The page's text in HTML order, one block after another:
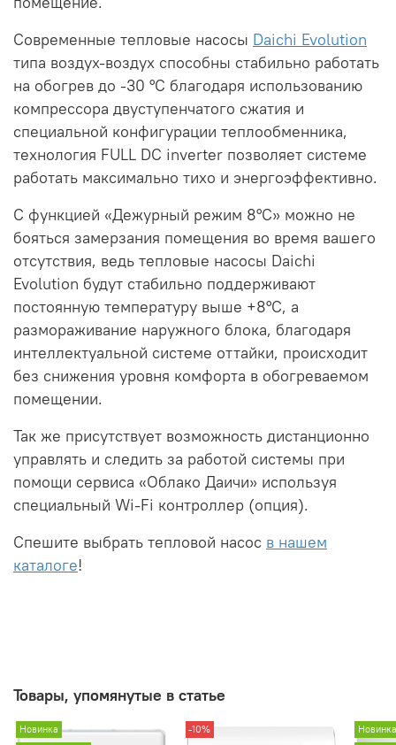
Современные тепловые насосы Daichi Evolution
типа воздух-воздух способны стабильно работать
на обогрев до -30 °С благодаря использованию
компрессора двуступенчатого сжатия и
специальной конфигурации теплообменника,
технология FULL DC inverter позволяет системе
работать максимально тихо и энергоэффективно.
С функцией «Дежурный режим 8°С» можно не
бояться замерзания помещения во время вашего
отсутствия, ведь тепловые насосы Daichi
Evolution будут стабильно поддерживают
постоянную температуру выше +8°С, а
размораживание наружного блока, благодаря
интеллектуальной системе оттайки, происходит
без снижения уровня комфорта в обогреваемом
помещении.
Так же присутствует возможность дистанционно
управлять и следить за работой системы при
помощи сервиса «Облако Даичи» используя
специальный Wi-Fi контроллер (опция).
Спешите выбрать тепловой насос в нашем
каталоге!
Товары, упомянутые в статье
Новинка
-10%
Новинка